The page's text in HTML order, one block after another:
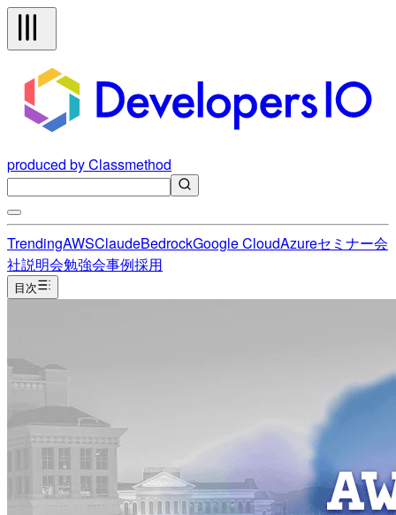
produced by Classmethod
TrendingAWSClaudeBedrockGoogle CloudAzureセミナー会
社説明会勉強会事例採用
目次